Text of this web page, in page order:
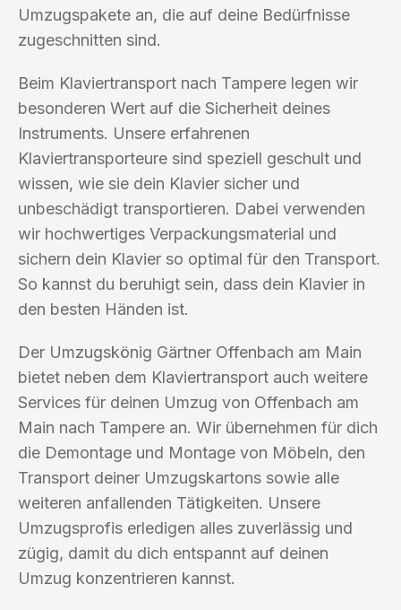
Umzugspakete an, die auf deine Bedürfnisse
zugeschnitten sind.
Beim Klaviertransport nach Tampere legen wir
besonderen Wert auf die Sicherheit deines
Instruments. Unsere erfahrenen
Klaviertransporteure sind speziell geschult und
wissen, wie sie dein Klavier sicher und
unbeschädigt transportieren. Dabei verwenden
wir hochwertiges Verpackungsmaterial und
sichern dein Klavier so optimal für den Transport.
So kannst du beruhigt sein, dass dein Klavier in
den besten Händen ist.
Der Umzugskönig Gärtner Offenbach am Main
bietet neben dem Klaviertransport auch weitere
Services für deinen Umzug von Offenbach am
Main nach Tampere an. Wir übernehmen für dich
die Demontage und Montage von Möbeln, den
Transport deiner Umzugskartons sowie alle
weiteren anfallenden Tätigkeiten. Unsere
Umzugsprofis erledigen alles zuverlässig und
zügig, damit du dich entspannt auf deinen
Umzug konzentrieren kannst.